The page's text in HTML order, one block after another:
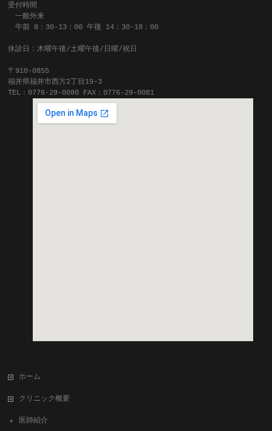
受付時間
一般外来
午前 8：30-13：00 午後 14：30-18：00
休診日：木曜午後/土曜午後/日曜/祝日
〒910-0855
福井県福井市西方2丁目19-3
TEL：0776-29-0080 FAX：0776-29-0081
ホーム
クリニック概要
医師紹介